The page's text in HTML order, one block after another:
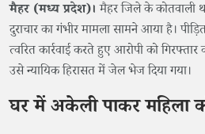
मैहर (मध्य प्रदेश)।मैहर जिले के कोतवाली
दुराचार का गंभीर मामला सामने आया है।
त्वरित कार्रवाई करते हुए आरोपी को
उसे न्यायिक हिरासत में जेल भेज दिया गया।
घर में अकेली पाकर महिला